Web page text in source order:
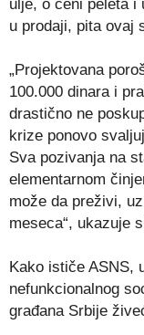
ulje, o ceni peleta i
u prodaji, pita ovaj
„Projektovana
100.000 dinara i
drastično ne
krize ponovo
Sva pozivanja na
elementarnom
može da preživi,
meseca“, ukazuje
Kako ističe ASNS,
nefunkcionalnog
građana Srbije